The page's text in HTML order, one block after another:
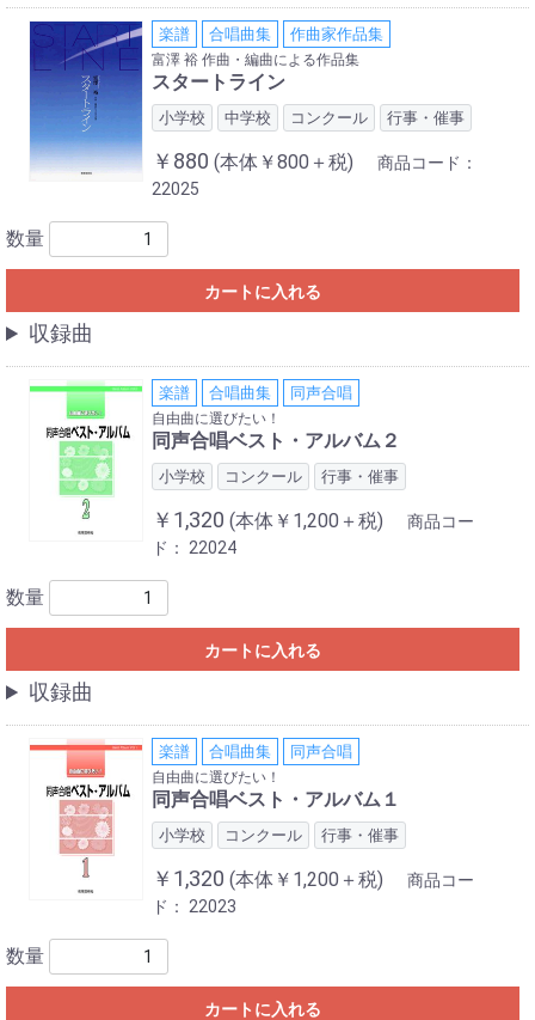
楽譜 合唱曲集 作曲家作品集
富澤 裕 作曲・編曲による作品集
スタートライン
小学校 中学校 コンクール 行事・催事
￥880 (本体￥800＋税)
商品コード：
22025
数量
カートに入れる
収録曲
楽譜 合唱曲集 同声合唱
自由曲に選びたい！
同声合唱ベスト・アルバム２
小学校 コンクール 行事・催事
￥1,320 (本体￥1,200＋税)
商品コー
ド： 22024
数量
カートに入れる
収録曲
楽譜 合唱曲集 同声合唱
自由曲に選びたい！
同声合唱ベスト・アルバム１
小学校 コンクール 行事・催事
￥1,320 (本体￥1,200＋税)
商品コー
ド： 22023
数量
カートに入れる